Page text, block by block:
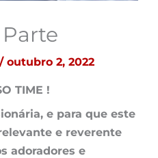
/ outubro 2, 2022
TIME !
e para que este
e reverente
adoradores e